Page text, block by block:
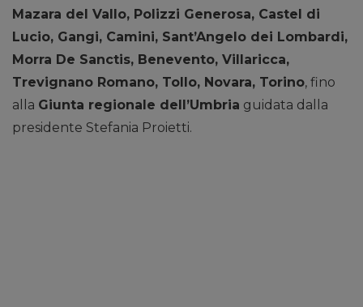
Mazara del Vallo, Polizzi Generosa, Castel di
Lucio, Gangi, Camini, Sant’Angelo dei Lombardi,
Morra De Sanctis, Benevento, Villaricca,
Trevignano Romano, Tollo, Novara, Torino, fino
alla Giunta regionale dell’Umbria guidata dalla
presidente Stefania Proietti.